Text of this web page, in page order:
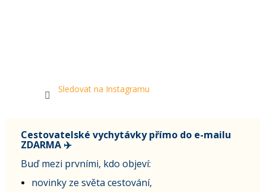
Sledovat na Instagramu
Cestovatelské vychytávky přímo do e-mailu
ZDARMA ✈️
Buď mezi prvními, kdo objeví:
novinky ze světa cestování,